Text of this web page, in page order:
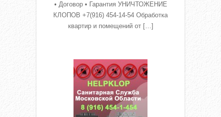
• Договор • Гарантия УНИЧТОЖЕНИЕ
КЛОПОВ +7(916) 454-14-54 Обработка
квартир и помещений от […]